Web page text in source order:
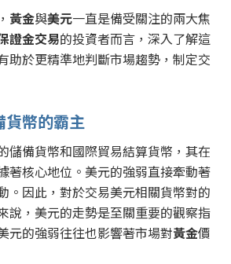
黃金與美元一直是備受關注的兩大焦
證金交易的投資者而言，深入了解這
助於更精準地判斷市場趨勢，制定交
貨幣的霸主
儲備貨幣和國際貿易結算貨幣，其在
著核心地位。美元的強弱直接牽動著
。因此，對於交易美元相關貨幣對的
說，美元的走勢是至關重要的觀察指
元的強弱往往也影響著市場對黃金價